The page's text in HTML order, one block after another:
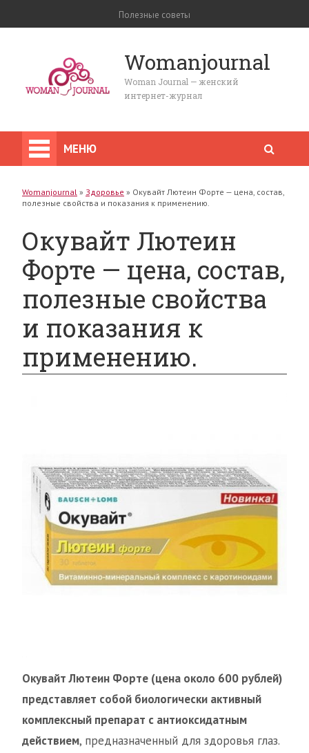
Полезные советы
Womanjournal
Woman Journal — женский
интернет-журнал
МЕНЮ
Womanjournal » Здоровье » Окувайт Лютеин Форте — цена, состав,
полезные свойства и показания к применению.
Окувайт Лютеин
Форте — цена, состав,
полезные свойства
и показания к
применению.
Окувайт Лютеин Форте (цена около 600 рублей)
представляет собой биологически активный
комплексный препарат с антиоксидатным
действием, предназначенный для здоровья глаз.